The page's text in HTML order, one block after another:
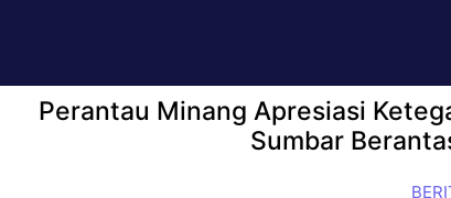
Perantau Minang Apresiasi
Sumbar